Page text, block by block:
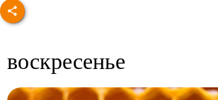
воскресенье